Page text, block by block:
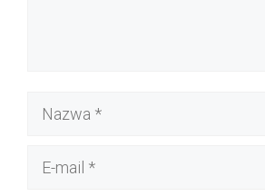
Nazwa